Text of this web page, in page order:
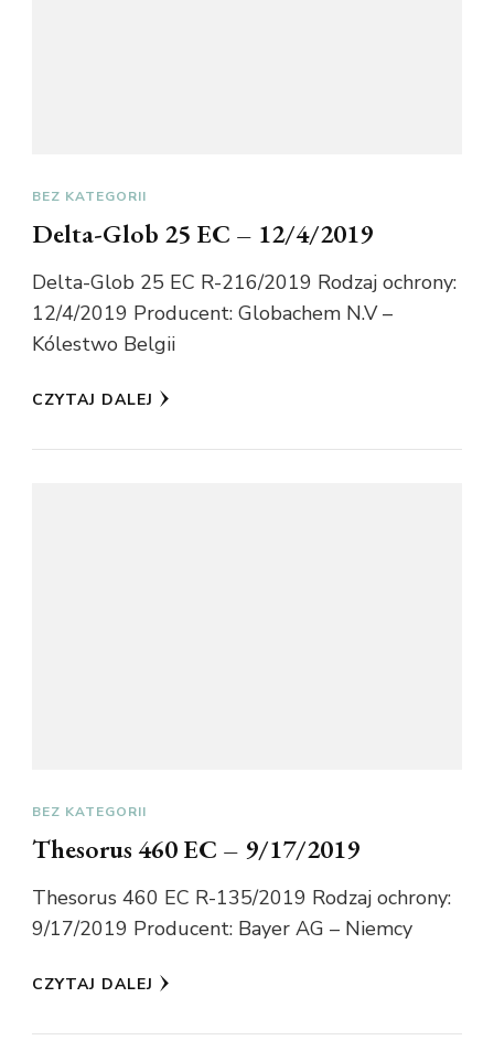
BEZ KATEGORII
Delta-Glob 25 EC – 12/4/2019
Delta-Glob 25 EC R-216/2019 Rodzaj ochrony:
12/4/2019 Producent: Globachem N.V –
Kólestwo Belgii
CZYTAJ DALEJ
BEZ KATEGORII
Thesorus 460 EC – 9/17/2019
Thesorus 460 EC R-135/2019 Rodzaj ochrony:
9/17/2019 Producent: Bayer AG – Niemcy
CZYTAJ DALEJ